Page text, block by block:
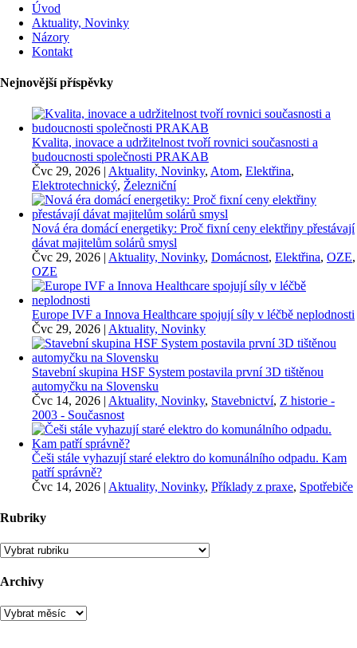
Úvod
Aktuality, Novinky
Názory
Kontakt
Nejnovější příspěvky
Kvalita, inovace a udržitelnost tvoří rovnici současnosti a
budoucnosti společnosti PRAKAB
Čvc 29, 2026 | Aktuality, Novinky, Atom, Elektřina,
Elektrotechnický, Železniční
Nová éra domácí energetiky: Proč fixní ceny elektřiny přestávají
dávat majitelům solárů smysl
Čvc 29, 2026 | Aktuality, Novinky, Domácnost, Elektřina, OZE,
OZE
Europe IVF a Innova Healthcare spojují síly v léčbě neplodnosti
Čvc 29, 2026 | Aktuality, Novinky
Stavební skupina HSF System postavila první 3D tištěnou
automyčku na Slovensku
Čvc 14, 2026 | Aktuality, Novinky, Stavebnictví, Z historie -
2003 - Současnost
Češi stále vyhazují staré elektro do komunálního odpadu. Kam
patří správně?
Čvc 14, 2026 | Aktuality, Novinky, Příklady z praxe, Spotřebiče
Rubriky
Rubriky
Archivy
Archivy